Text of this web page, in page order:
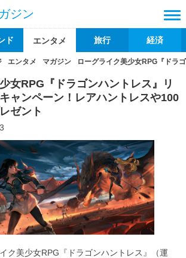
ジン
ド エンタメ 旅行 経済
エンタメ マガジン ローグライク美少女RPG『ドラ
女RPG『ドラゴンハントレス』リ
ャンペーン！レアハントレスや100
ゼント
ク美少女RPG『ドラゴンハントレス』（運